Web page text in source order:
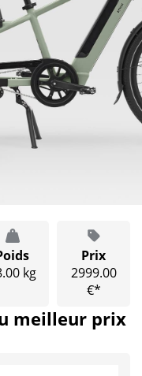
kg
Prix
2999.00
€*
meilleur prix